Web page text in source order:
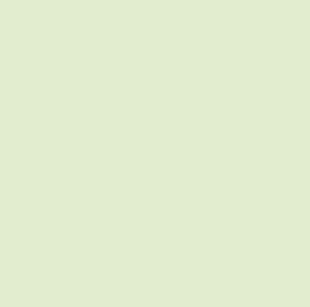
www.instagram.com/
zu https://www.facebook.com/